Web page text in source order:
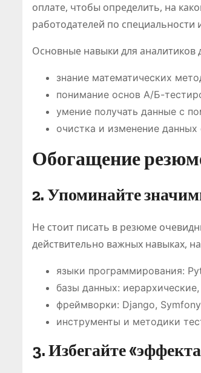
оплате, чтобы определить, на
работодателей по специальности
Основные навыки для аналитиков
знание математических
понимание основ А/Б-
умение получать данные с
очистка и изменение
Обогащение
2. Упоминайте
Не стоит писать в резюме
действительно важных навыках,
языки программирования:
базы данных:
фреймворки: Django,
инструменты и методики
3. Избегайте